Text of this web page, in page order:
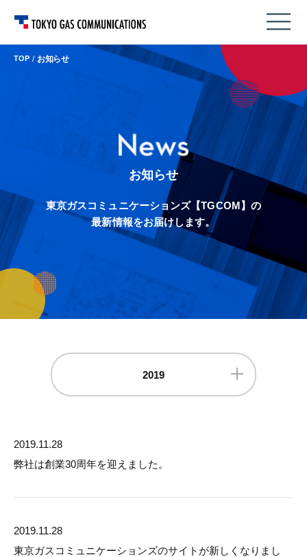
TOP お知らせ
お知らせ
東京ガスコミュニケーションズ【TGCOM】の
最新情報をお届けします。
2019
2019.11.28
弊社は創業30周年を迎えました。
2019.11.28
東京ガスコミュニケーションズのサイトが新しくなりまし